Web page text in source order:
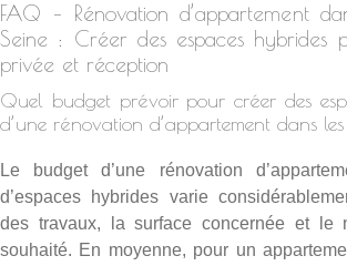
FAQ – Rénovation d’appartement
Seine : Créer des espaces hybrides
privée et réception
Quel budget prévoir pour créer des
d’une rénovation d’appartement dans
Le budget d’une rénovation
d’espaces hybrides varie
des travaux, la surface concernée et le
souhaité. En moyenne, pour un